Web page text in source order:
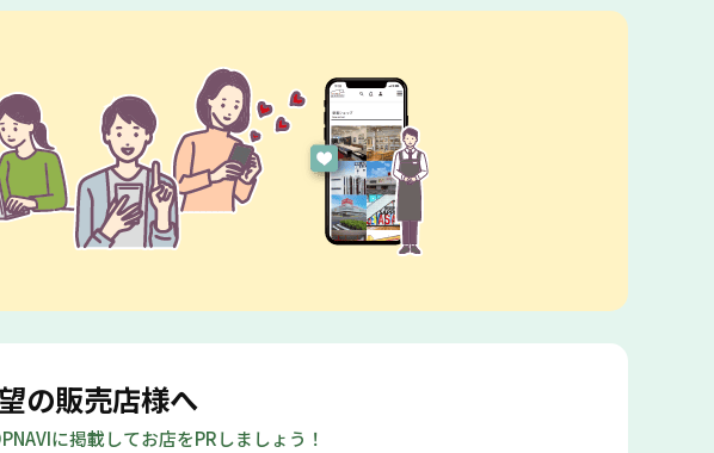
の販売店様へ
に掲載してお店をPRしましょう！